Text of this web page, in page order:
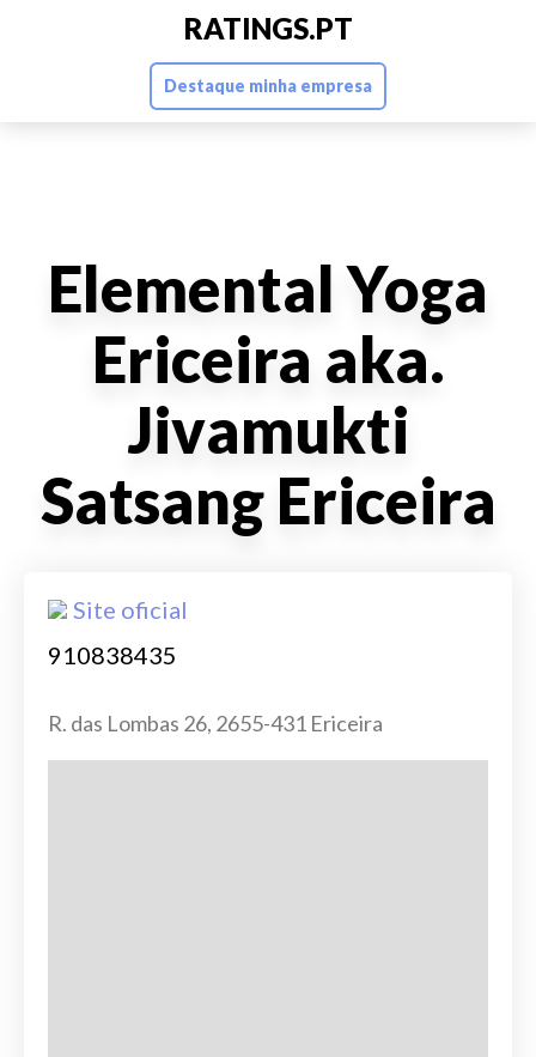
RATINGS.PT
Destaque minha empresa
Elemental Yoga
Ericeira aka.
Jivamukti
Satsang Ericeira
Site oficial
910838435
R. das Lombas 26, 2655-431 Ericeira